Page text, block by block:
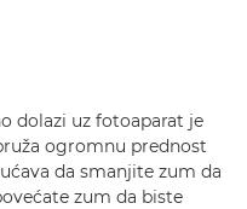
dolazi uz fotoaparat je
ogromnu prednost
da smanjite zum da
zum da biste